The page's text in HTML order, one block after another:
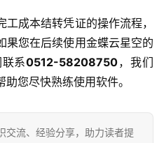
成本结转凭证的操作流程，
果您在后续使用金蝶云星空的
系0512-58208750，我们
您尽快熟练使用软件。
交流、经验分享，助力读者提